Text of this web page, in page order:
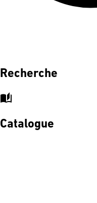
Recherche
auto_stories
Catalogue